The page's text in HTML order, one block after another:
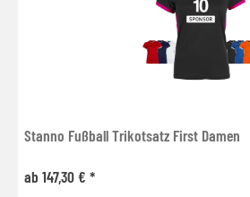
Stanno Fußball Trikotsatz First Damen
ab 147,30 € *